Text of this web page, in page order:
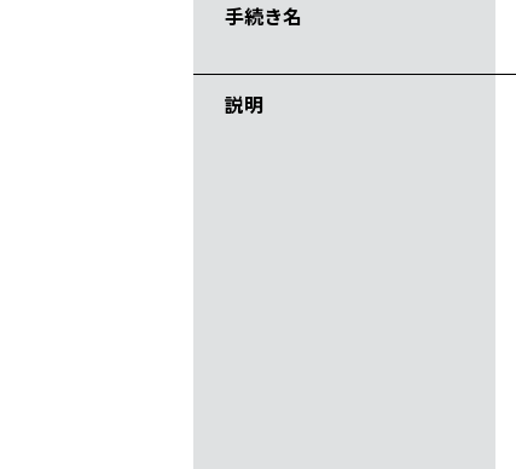
手続き名
説明